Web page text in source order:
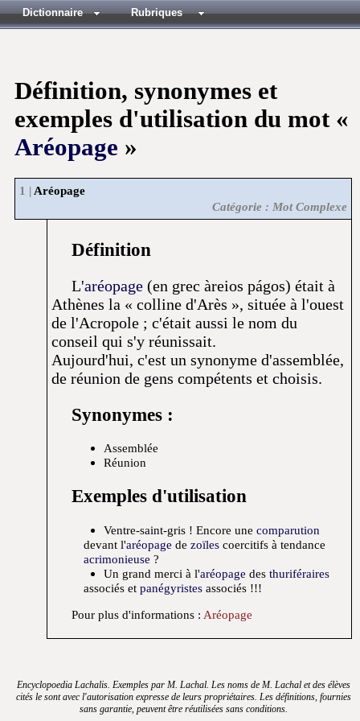
Dictionnaire Rubriques
Définition, synonymes et
exemples d'utilisation du mot «
Aréopage »
Aréopage
Catégorie : Mot Complexe
Définition
L'aréopage (en grec àreios págos) était à
Athènes la « colline d'Arès », située à l'ouest
de l'Acropole ; c'était aussi le nom du
conseil qui s'y réunissait.
Aujourd'hui, c'est un synonyme d'assemblée,
de réunion de gens compétents et choisis.
Synonymes :
Assemblée
Réunion
Exemples d'utilisation
Ventre-saint-gris ! Encore une comparution
devant l'aréopage de zoïles coercitifs à tendance
acrimonieuse ?
Un grand merci à l'aréopage des thuriféraires
associés et panégyristes associés !!!
Pour plus d'informations : Aréopage